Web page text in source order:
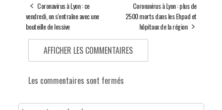
Coronavirus à Lyon : ce
vendredi, on s'entraîne avec une
bouteille de lessive
Coronavirus à Lyon : plus de
2500 morts dans les Ehpad et
hôpitaux de la région
AFFICHER LES COMMENTAIRES
Les commentaires sont fermés